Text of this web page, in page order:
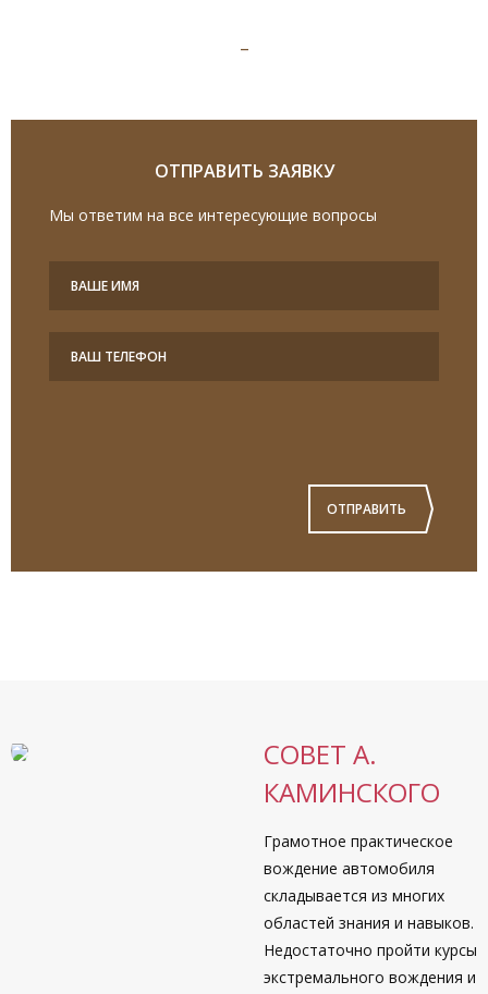
-
ОТПРАВИТЬ ЗАЯВКУ
Мы ответим на все интересующие вопросы
ОТПРАВИТЬ
СОВЕТ А.
КАМИНСКОГО
Грамотное практическое
вождение автомобиля
складывается из многих
областей знания и навыков.
Недостаточно пройти курсы
экстремального вождения и